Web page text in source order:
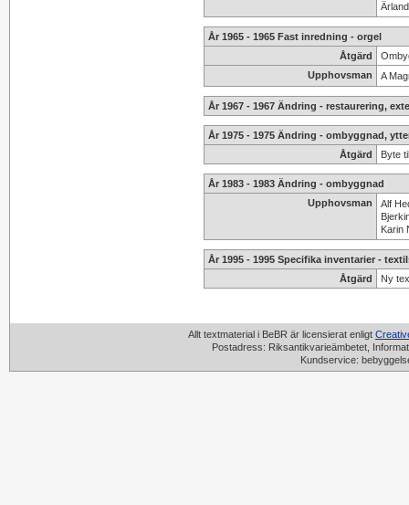
År 1965 - 1965 Fast inredning - orgel
Åtgärd
Upphovsman
A
År 1967 - 1967 Ändring - restaurering,
År 1975 - 1975 Ändring - ombyggnad,
Åtgärd
Byte
År 1983 - 1983 Ändring - ombyggnad
Upphovsman
Alf
Karin
År 1995 - 1995 Specifika inventarier -
Åtgärd
Ny
Allt textmaterial i BeBR är licensierat enligt
Postadress: Riksantikvarieämbetet,
Kundservice: